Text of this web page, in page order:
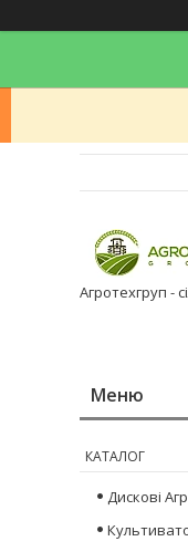
Агротехгруп -
КАТАЛОГ
Дискові